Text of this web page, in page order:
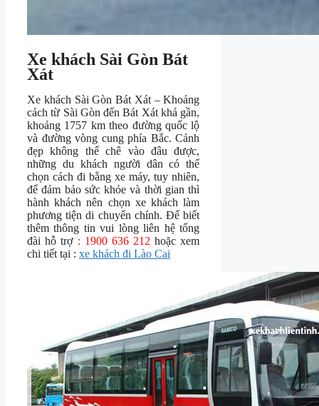
Xe khách Sài Gòn Bát
Xát
Xe khách Sài Gòn Bát Xát – Khoảng
cách từ Sài Gòn đến Bát Xát khá gần,
khoảng 1757 km theo đường quốc lộ
và đường vòng cung phía Bắc. Cảnh
đẹp không thể chê vào đâu được,
những du khách người dân có thể
chọn cách đi bằng xe máy, tuy nhiên,
để đảm bảo sức khỏe và thời gian thì
hành khách nên chọn xe khách làm
phương tiện di chuyển chính. Để biết
thêm thông tin vui lòng liên hệ tổng
đài hỗ trợ : 1900 636 212 hoặc xem
chi tiết tại : xe khách đi Lào Cai